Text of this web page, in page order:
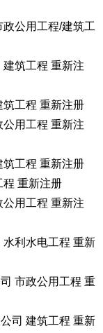
公用工程/建筑工
筑工程 重新注
工程 重新注册
用工程 重新注
工程 重新注册
程 重新注册
用工程 重新注
利水电工程 重新
市政公用工程 重
司 建筑工程 重新